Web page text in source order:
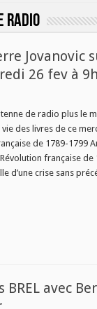
radio
Jovanovic
26 fev à
de radio plus le
des livres de ce
de 1789-1799
française de
d’une crise sans
BREL avec